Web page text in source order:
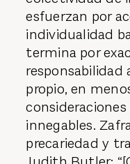
esfuerzan por
individualidad
termina por
propio, en
innegables.
precariedad y